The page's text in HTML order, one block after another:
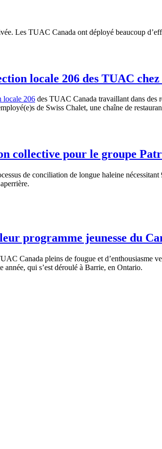
Les TUAC Canada ont déployé beaucoup
locale 206 des TUAC
locale 206 des TUAC Canada travaillant dans des
de Swiss Chalet, une chaîne de
collective pour le groupe
de conciliation de longue haleine
programme jeunesse du
Canada pleins de fougue et d’enthousiasme
année, qui s’est déroulé à Barrie, en Ontario.